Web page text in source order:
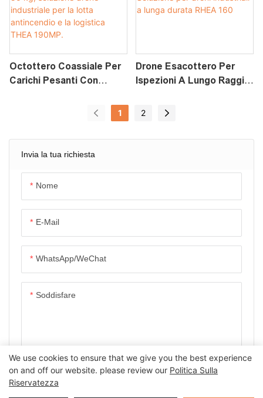
Invia la tua richiesta
Nome
E-Mail
WhatsApp/WeChat
Soddisfare
Octottero Coassiale Per
Carichi Pesanti Con
Industriale Per La Lotta
Antincendio E La
Logistica THEA 190MP.
Drone Esacottero Per
Ispezioni A Lungo Raggio
Industriali A Lunga Durata
1 2
We use cookies to ensure that we give you the best experience
on and off our website. please review our Politica Sulla
Riservatezza